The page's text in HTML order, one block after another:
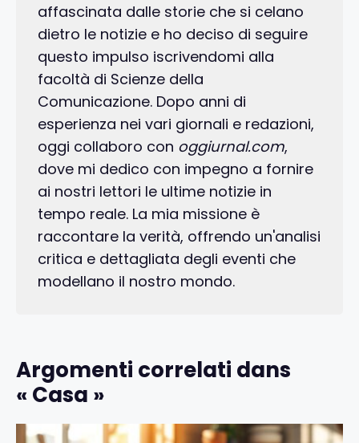
affascinata dalle storie che si celano
dietro le notizie e ho deciso di seguire
questo impulso iscrivendomi alla
facoltà di Scienze della
Comunicazione. Dopo anni di
esperienza nei vari giornali e redazioni,
oggi collaboro con oggiurnal.com,
dove mi dedico con impegno a fornire
ai nostri lettori le ultime notizie in
tempo reale. La mia missione è
raccontare la verità, offrendo un'analisi
critica e dettagliata degli eventi che
modellano il nostro mondo.
Argomenti correlati dans
« Casa »